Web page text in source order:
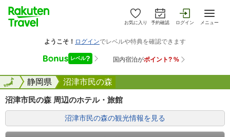
お気に入り 予約確認 ログイン メニュー
全国静岡県 沼津市民の森
全国
沼津市民の森 周辺のホテル・旅館
沼津市民の森の観光情報を見る